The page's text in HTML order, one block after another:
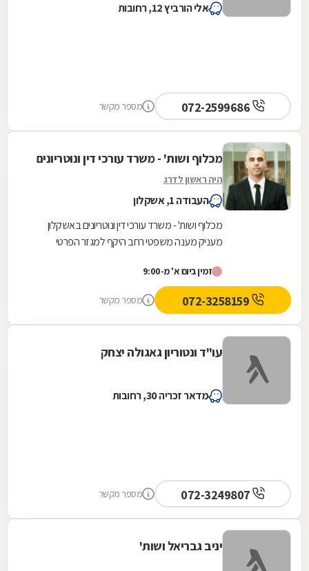
אלי הורביץ 12, רחובות
מספר מקשר
מכלוף ושות' - משרד עורכי דין ונוטריונים
היה ראשון לדרג
העבודה 1, אשקלון
מכלוף ושות' - משרד עורכי דין ונוטריונים באשקלון
מעניק מענה משפטי רחב היקף למגזר הפרטי
משלושה...
זמין ביום א' מ-9:00
מספר מקשר
עו"ד ונטוריון גאגולה יצחק
מדאר זכריה 30, רחובות
מספר מקשר
יניב גבריאל ושות'